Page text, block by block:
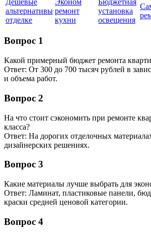
альтернативы
отделке
ремонт
кухни
установка
освещения
Вопрос 1
Какой примерный бюджет ремонта
Ответ: От 300 до 700 тысяч рублей в
и объема работ.
Вопрос 2
На что стоит сэкономить при ремонте
класса?
Ответ: На дорогих отделочных
дизайнерских решениях.
Вопрос 3
Какие материалы лучше выбрать для
Ответ: Ламинат, пластиковые панели,
краски средней ценовой категории.
Вопрос 4